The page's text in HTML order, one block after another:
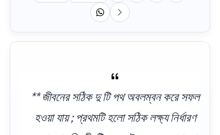
** জীবনের সঠিক দু টি পথ অবলম্বন করে সফল
হওয়া যায় ; প্রথমটি হলো সঠিক লক্ষ্য নির্ধারণ